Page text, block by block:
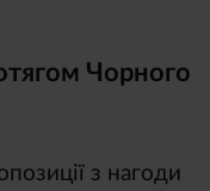
Чорного
з нагоди